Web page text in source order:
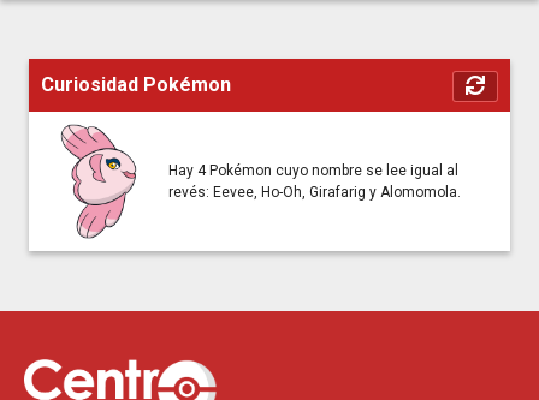
Curiosidad Pokémon
Hay 4 Pokémon cuyo nombre se lee igual al
revés: Eevee, Ho-Oh, Girafarig y Alomomola.